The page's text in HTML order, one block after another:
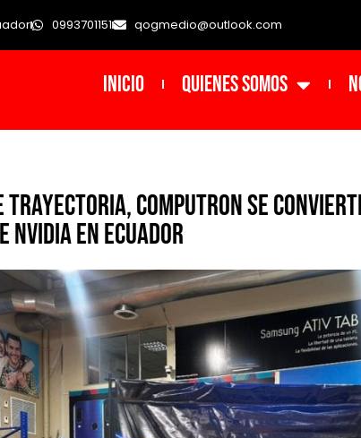
0993701151 qogmedio@outlook.com
INICIO Quienes Somos
trayectoria, Computron se
en Ecuador